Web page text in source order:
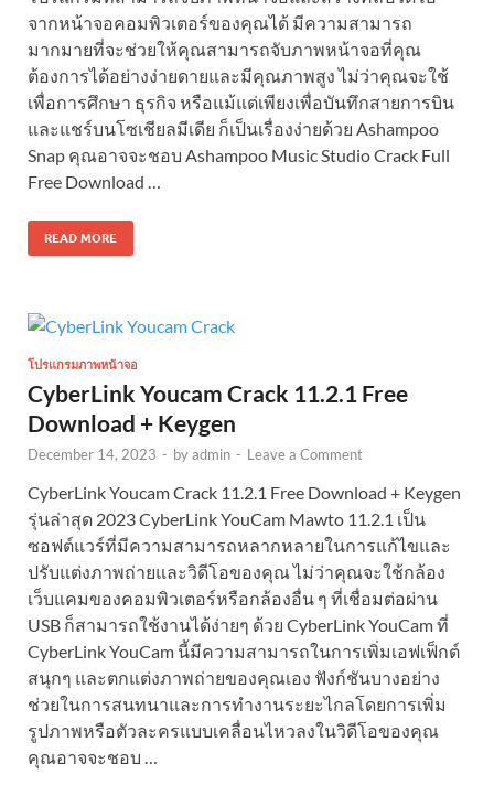
จากหน้าจอคอมพิวเตอร์ของคุณได้ มีความสามารถ
มากมายที่จะช่วยให้คุณสามารถจับภาพหน้าจอที่คุณ
ต้องการได้อย่างง่ายดายและมีคุณภาพสูง ไม่ว่าคุณจะใช้
เพื่อการศึกษา ธุรกิจ หรือแม้แต่เพียงเพื่อบันทึกสายการบิน
และแชร์บนโซเชียลมีเดีย ก็เป็นเรื่องง่ายด้วย Ashampoo
Snap คุณอาจจะชอบ Ashampoo Music Studio Crack Full
Free Download …
READ MORE
โปรแกรมภาพหน้าจอ
CyberLink Youcam Crack 11.2.1 Free
Download + Keygen
December 14, 2023 - byadmin - Leave a Comment
CyberLink Youcam Crack 11.2.1 Free Download + Keygen
รุ่นล่าสุด 2023 CyberLink YouCam Mawto 11.2.1 เป็น
ซอฟต์แวร์ที่มีความสามารถหลากหลายในการแก้ไขและ
ปรับแต่งภาพถ่ายและวิดีโอของคุณ ไม่ว่าคุณจะใช้กล้อง
เว็บแคมของคอมพิวเตอร์หรือกล้องอื่น ๆ ที่เชื่อมต่อผ่าน
USB ก็สามารถใช้งานได้ง่ายๆ ด้วย CyberLink YouCam ที่
CyberLink YouCam นี้มีความสามารถในการเพิ่มเอฟเฟ็กต์
สนุกๆ และตกแต่งภาพถ่ายของคุณเอง ฟังก์ชันบางอย่าง
ช่วยในการสนทนาและการทำงานระยะไกลโดยการเพิ่ม
รูปภาพหรือตัวละครแบบเคลื่อนไหวลงในวิดีโอของคุณ
คุณอาจจะชอบ …